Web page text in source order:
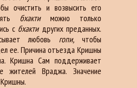
очистить и возвысить его
бхакти можно только
с бхакти других преданных.
любовь гопи, чтобы
ее. Причина отъезда Кришны
Кришна Сам поддерживает
жителей Враджа. Значение